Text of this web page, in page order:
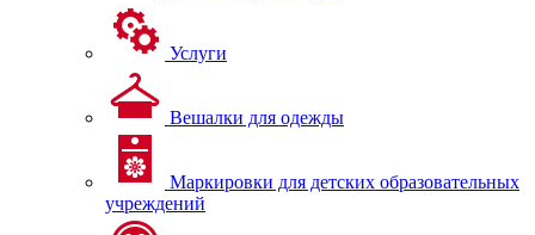
Услуги
Вешалки для одежды
Маркировки для детских образовательных
учреждений